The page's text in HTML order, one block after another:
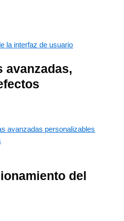
la interfaz de usuario
avanzadas,
avanzadas personalizables
del